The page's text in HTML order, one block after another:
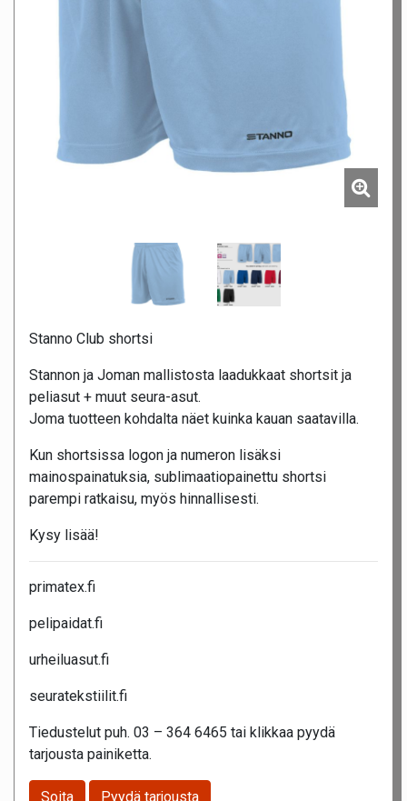
Stanno Club shortsi
Stannon ja Joman mallistosta laadukkaat shortsit ja
peliasut + muut seura-asut.
Joma tuotteen kohdalta näet kuinka kauan saatavilla.
Kun shortsissa logon ja numeron lisäksi
mainospainatuksia, sublimaatiopainettu shortsi
parempi ratkaisu, myös hinnallisesti.
Kysy lisää!
primatex.fi
pelipaidat.fi
urheiluasut.fi
seuratekstiilit.fi
Tiedustelut puh. 03 – 364 6465 tai klikkaa pyydä
tarjousta painiketta.
Soita Pyydä tarjousta